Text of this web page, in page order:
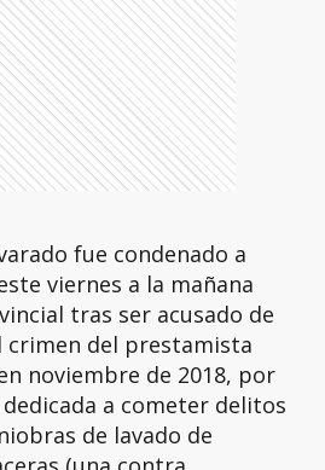
fue condenado a
viernes a la mañana
tras ser acusado de
crimen del prestamista
noviembre de 2018, por
a cometer delitos
de lavado de